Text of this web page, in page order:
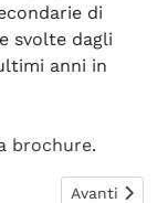
di
svolte dagli
anni in
brochure.
scoperta di
Articolo
Avanti